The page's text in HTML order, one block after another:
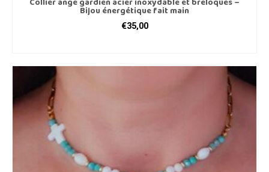
Bijou énergétique fait main
€35,00